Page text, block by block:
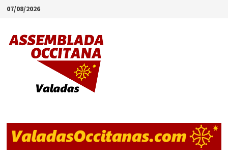
Skip
content
07/08/2026